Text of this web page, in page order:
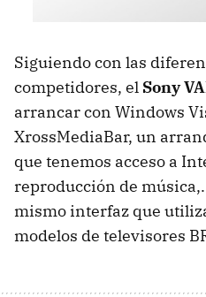
Siguiendo con las
competidores, el Sony
arrancar con Windows
XrossMediaBar, un
que tenemos acceso a
reproducción de
mismo interfaz que
modelos de televisores